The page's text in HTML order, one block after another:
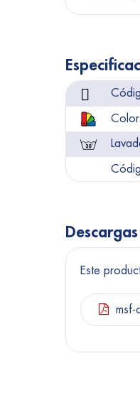
Color
Descargas
Este
msf-